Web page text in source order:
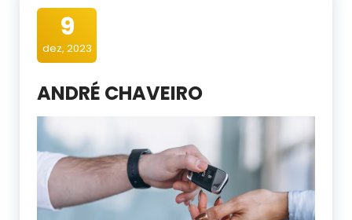
9
dez, 2023
ANDRÉ CHAVEIRO